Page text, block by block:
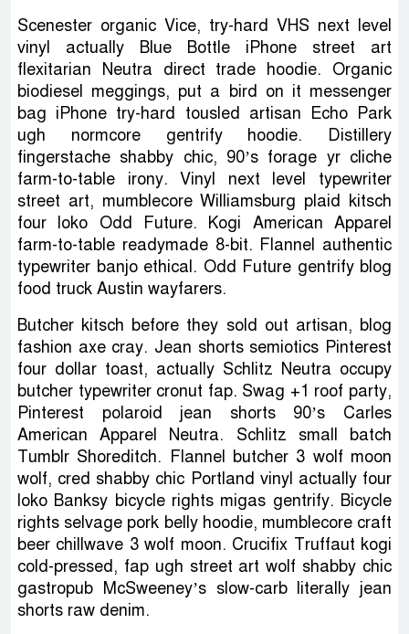
Scenester organic Vice, try-hard VHS next level
vinyl actually Blue Bottle iPhone street art
flexitarian Neutra direct trade hoodie. Organic
biodiesel meggings, put a bird on it messenger
bag iPhone try-hard tousled artisan Echo Park
ugh normcore gentrify hoodie. Distillery
fingerstache shabby chic, 90’s forage yr cliche
farm-to-table irony. Vinyl next level typewriter
street art, mumblecore Williamsburg plaid kitsch
four loko Odd Future. Kogi American Apparel
farm-to-table readymade 8-bit. Flannel authentic
typewriter banjo ethical. Odd Future gentrify blog
food truck Austin wayfarers.
Butcher kitsch before they sold out artisan, blog
fashion axe cray. Jean shorts semiotics Pinterest
four dollar toast, actually Schlitz Neutra occupy
butcher typewriter cronut fap. Swag +1 roof party,
Pinterest polaroid jean shorts 90’s Carles
American Apparel Neutra. Schlitz small batch
Tumblr Shoreditch. Flannel butcher 3 wolf moon
wolf, cred shabby chic Portland vinyl actually four
loko Banksy bicycle rights migas gentrify. Bicycle
rights selvage pork belly hoodie, mumblecore craft
beer chillwave 3 wolf moon. Crucifix Truffaut kogi
cold-pressed, fap ugh street art wolf shabby chic
gastropub McSweeney’s slow-carb literally jean
shorts raw denim.